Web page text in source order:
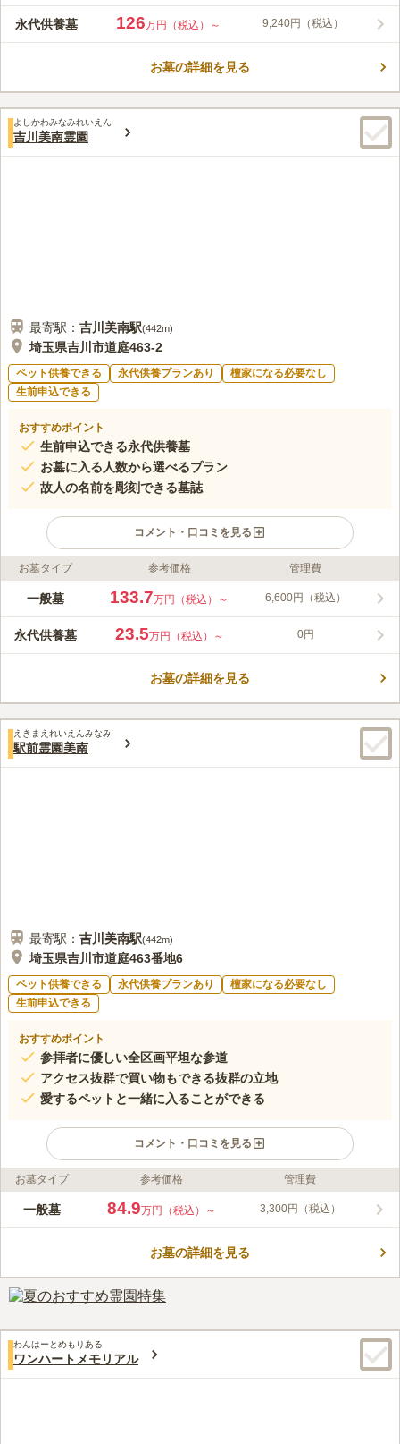
感じることなくお参りできます。 デザイン墓石がシンボルツリ
ーを囲むような場所があったり、デザイン性あふれるプレートが
飾られている場所があります。園内のいたるところで南欧風を感
外環道の下にあるのでお店はありません。花と線香は霊園のお店
で売っているのでそこで用意ができます。ご飯を食べるお店は近くにはあ
りません。
永代供養墓 126万円（税込）～ 9,240円（税込）
お墓の詳細を見る
よしかわみなみれいえん
吉川美南霊園
最寄駅： 吉川美南駅(442m)
埼玉県吉川市道庭463-2
ペット供養できる 永代供養プランあり
檀家になる必要なし
生前申込できる
おすすめポイント
生前申込できる永代供養墓
お墓に入る人数から選べるプラン
故人の名前を彫刻できる墓誌
コメント・口コミを見る
ライフドット編集部のコメント
宗教不問で利用できる「吉川美南霊園」にある永代供養墓「太陽
数の駅から徒歩圏内にあるアクセス抜群な立地にあります。
みんなの評価
3.9 口コミ13件
50代男性
最寄駅「吉川美南駅」が出来て間もなく約5年程度の為、霊園寄
りの開発はこれからで何もない。但し、駅反対側にはイオンがあり、困る
ことは何もない。霊園にも献花やお線香を常備しており、手ぶらで墓参り
もできる。
お墓タイプ 参考価格 管理費
一般墓 133.7万円（税込）～ 6,600円（税込）
永代供養墓 23.5万円（税込）～ 0円
お墓の詳細を見る
えきまえれいえんみなみ
駅前霊園美南
最寄駅： 吉川美南駅(442m)
埼玉県吉川市道庭463番地6
ペット供養できる 永代供養プランあり
檀家になる必要なし
生前申込できる
おすすめポイント
参拝者に優しい全区画平坦な参道
アクセス抜群で買い物もできる抜群の立地
愛するペットと一緒に入ることができる
コメント・口コミを見る
ライフドット編集部のコメント
埼玉県にある駅前霊園美南は、敷地内に2色のレンガが敷き詰め
ける交通の便が良い立地にもかかわらず、落ち着いた時間を過ご
となっており、年配の方や車いすの方でも安心してお参りするこ
とができます。
口コミ評価
50代男性
すぐそばというわけではないのですが、ララポート三郷等大型シ
ョッピングセンターがある。お花だけは管理事務所で購入可能。契約時点
では法要会食のできたと思うが、会食が出来なくなったのが不便を感じま
す。
お墓タイプ 参考価格 管理費
一般墓 84.9万円（税込）～ 3,300円（税込）
お墓の詳細を見る
わんはーとめもりある
ワンハートメモリアル